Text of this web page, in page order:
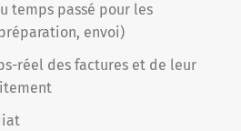
temps passé pour les
envoi)
réel des factures et de leur